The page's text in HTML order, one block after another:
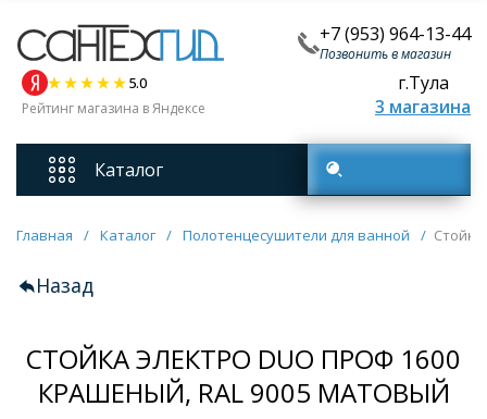
+7 (953) 964-13-44
Позвонить в магазин
5.0
Рейтинг магазина в Яндексе
г.Тула
3 магазина
Каталог
Смесители
Унитазы
Мебель для ванных комнат
Главная / Каталог / Полотенцесушители для ванной /
Назад
СТОЙКА ЭЛЕКТРО DUO ПРОФ 1600
КРАШЕНЫЙ, RAL 9005 МАТОВЫЙ